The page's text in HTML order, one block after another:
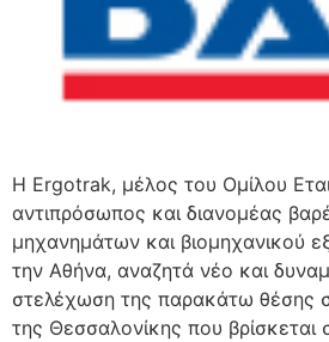
H Ergotrak, μέλος του Ομίλου
αντιπρόσωπος και διανομέας
μηχανημάτων και βιομηχανικού
την Αθήνα, αναζητά νέο και
στελέχωση της παρακάτω θέσης
της Θεσσαλονίκης που βρίσκεται